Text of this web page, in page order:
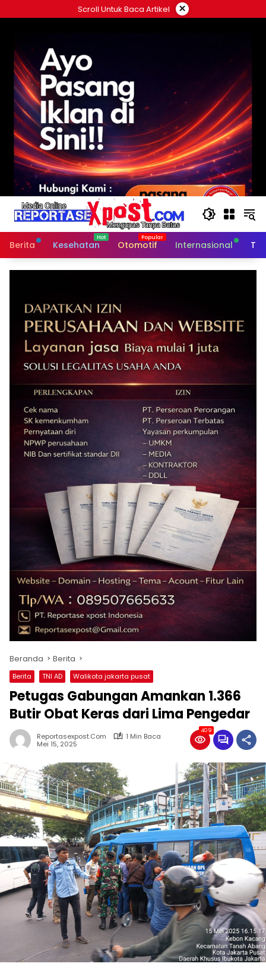
ke
Scroll Untuk Baca Artikel ×
Berita Kesehatan Otomotif Internasional
Beranda Berita
Berita TNI AD Walikota jakarta pusat
Petugas Gabungan Amankan 1.366
Butir Obat Keras dari Lima Pengedar
Reportasexpost.com
1 Min Baca
Mei 15, 2025
409